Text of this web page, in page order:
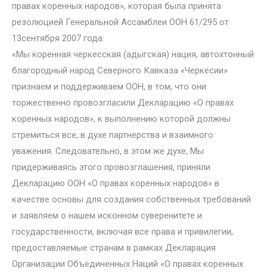
правах коренных народов», которая была принята
резолюцией Генеральной Ассамблеи ООН 61/295 от
13сентября 2007 года:
«Мы коренная черкесская (адыгская) нация, автохтонный
благородный народ Северного Кавказа «Черкесии»
признаем и поддерживаем ООН, в том, что они
торжественно провозгласили Декларацию «О правах
коренных народов», к выполнению которой должны
стремиться все, в духе партнерства и взаимного
уважения. Следовательно, в этом же духе, Мы
придерживаясь этого провозглашения, приняли
Декларацию ООН «О правах коренных народов» в
качестве основы для создания собственных требований
и заявляем о нашем исконном суверенитете и
государственности, включая все права и привилегии,
предоставляемые странам в рамках Декларация
Организации Объединенных Наций «О правах коренных